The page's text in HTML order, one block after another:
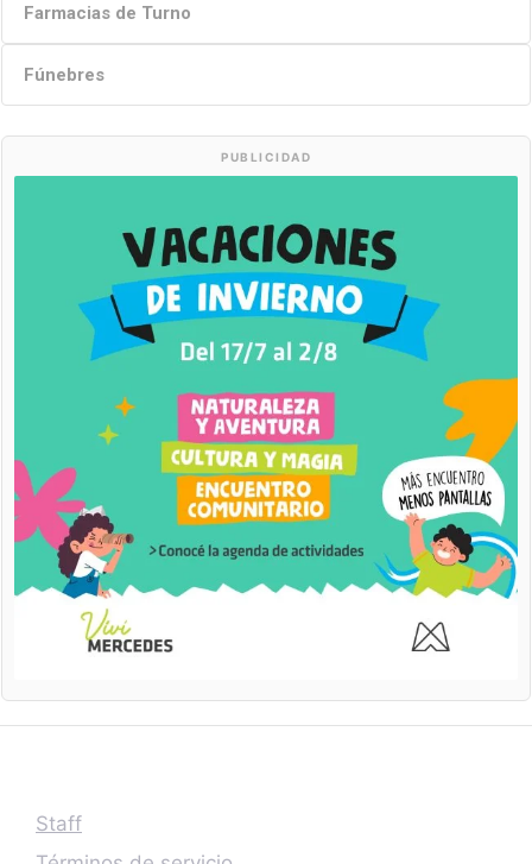
Farmacias de Turno
Fúnebres
PUBLICIDAD
Staff